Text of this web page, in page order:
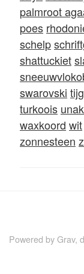
palmroot
poes
schelp
shattuckiet
swarovski
turkoois
waxkoord wit
zonnesteen
Powered byGrav,